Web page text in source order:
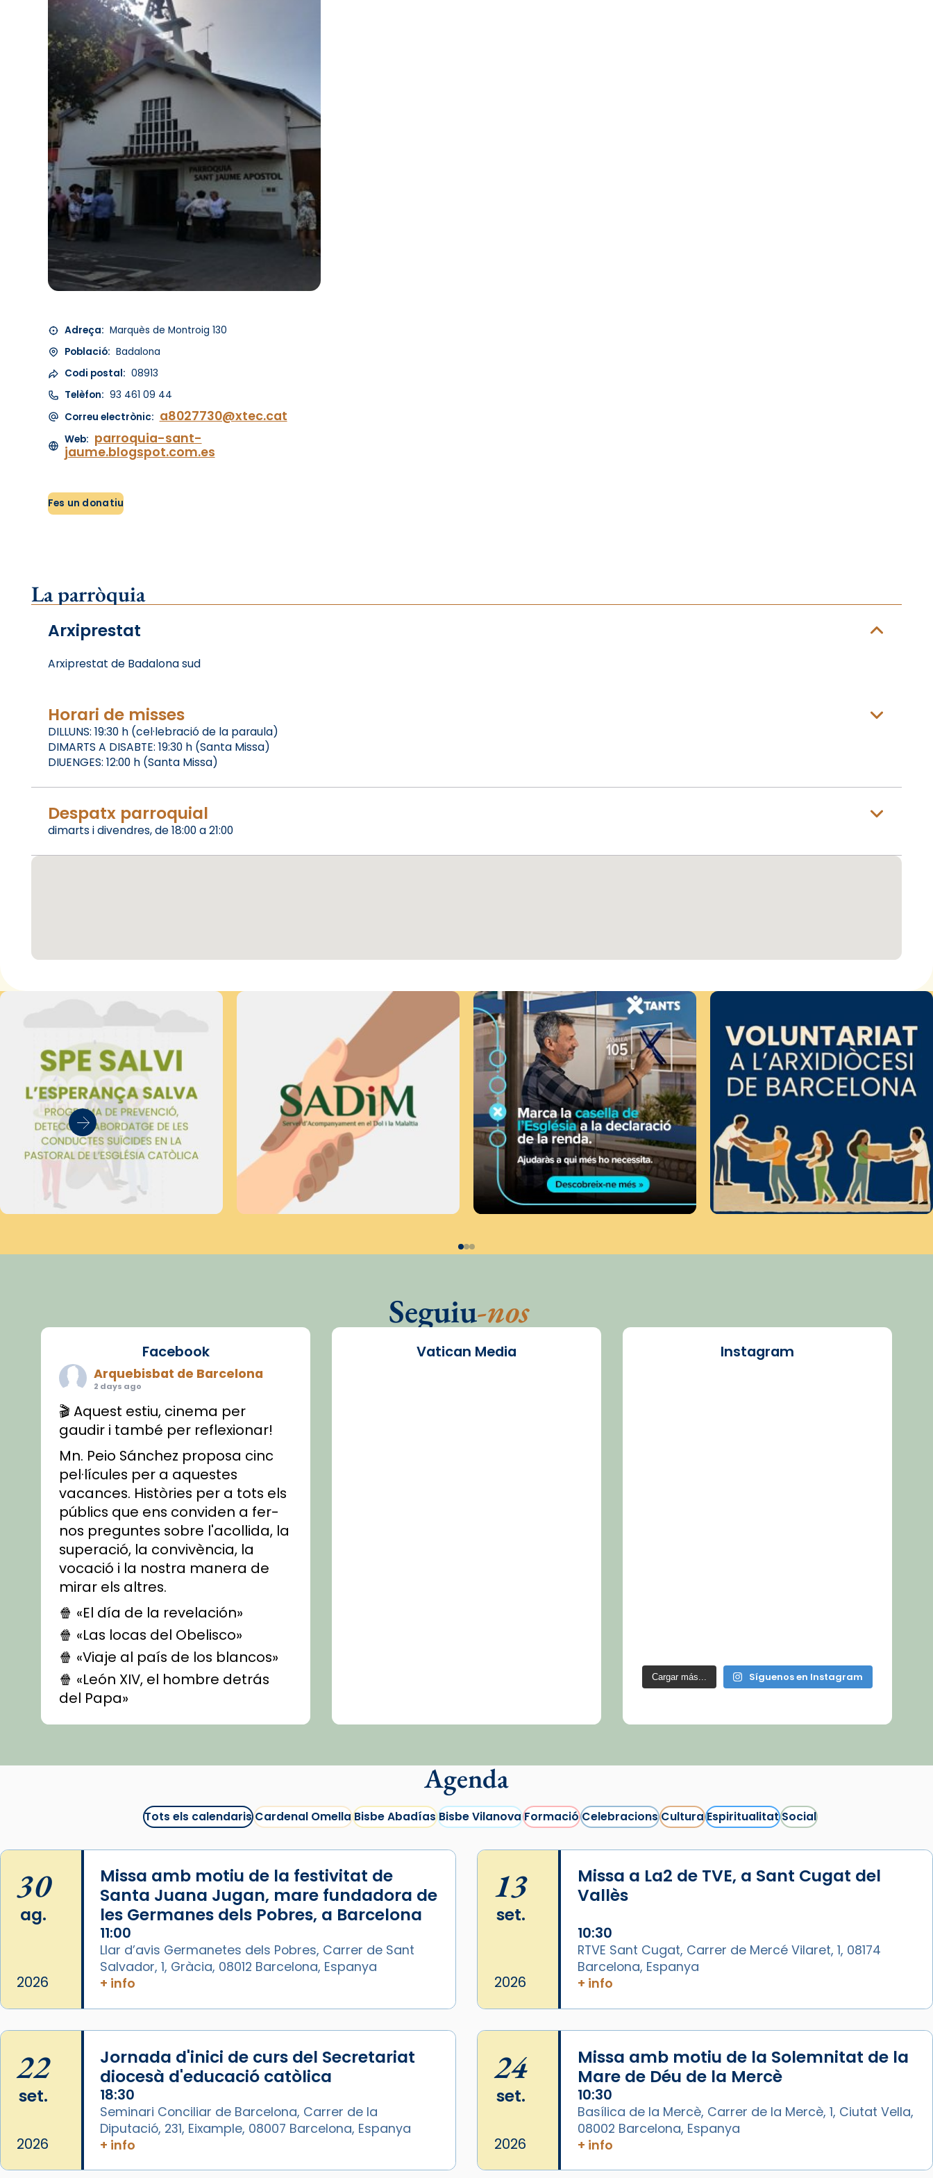
Adreça: Marquès de Montroig 130
Població: Badalona
Codi postal: 08913
Telèfon: 93 461 09 44
Correu electrònic: a8027730@xtec.cat
Web: parroquia-sant-
jaume.blogspot.com.es
Fes un donatiu
La parròquia
Arxiprestat
Arxiprestat de Badalona sud
Horari de misses
DILLUNS: 19:30 h (cel·lebració de la paraula)
DIMARTS A DISABTE: 19:30 h (Santa Missa)
DIUENGES: 12:00 h (Santa Missa)
Despatx parroquial
dimarts i divendres, de 18:00 a 21:00
Seguiu-nos
Facebook
Arquebisbat de Barcelona
2 days ago
🎬 Aquest estiu, cinema per
gaudir i també per reflexionar!
Mn. Peio Sánchez proposa cinc
pel·lícules per a aquestes
vacances. Històries per a tots els
públics que ens conviden a fer-
nos preguntes sobre l'acollida, la
superació, la convivència, la
vocació i la nostra manera de
mirar els altres.
🍿 «El día de la revelación»
🍿 «Las locas del Obelisco»
🍿 «Viaje al país de los blancos»
🍿 «León XIV, el hombre detrás
del Papa»
🍿 «Las ovejas detectives»
recomanacions i prepara una
#CinemaEspiritualitual
@cinemaspiritcat
Imatge: Generada amb IA
(OpenAI)
Video
View on Facebook · Share
Arquebisbat de Barcelona
1 week ago
La Carmina va patir depressió.
Fa gairebé dos mesos, a l'Estadi
Lluís Companys, la jove va fer
arribar el seu testimoni al papa
Lleó XIV.
Recupera l'entrevista
compVatican Newstican News 👇
www.vaticannews.va/es/iglesia/news/2026-
07/carmina-historia-depresion-
papa-viaje-espana-testimoni...
Vatican Media Instagram
Cargar más... Síguenos en Instagram
Agenda
Tots els calendarisCardenal OmellaBisbe AbadíasBisbe VilanovaFormacióCelebracionsCulturaEspiritualitatSocial
30
ag.
2026
Missa amb motiu de la festivitat de
Santa Juana Jugan, mare fundadora de
les Germanes dels Pobres, a Barcelona
11:00
Llar d’avis Germanetes dels Pobres, Carrer de Sant
Salvador, 1, Gràcia, 08012 Barcelona, Espanya
+ info
13
set.
2026
Missa a La2 de TVE, a Sant Cugat del
Vallès
10:30
RTVE Sant Cugat, Carrer de Mercé Vilaret, 1, 08174
Barcelona, Espanya
+ info
22
set.
2026
Jornada d'inici de curs del Secretariat
diocesà d'educació catòlica
18:30
Seminari Conciliar de Barcelona, Carrer de la
Diputació, 231, Eixample, 08007 Barcelona, Espanya
+ info
24
set.
2026
Missa amb motiu de la Solemnitat de la
Mare de Déu de la Mercè
10:30
Basílica de la Mercè, Carrer de la Mercè, 1, Ciutat Vella,
08002 Barcelona, Espanya
+ info